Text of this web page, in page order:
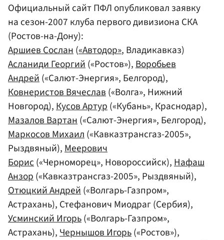
Официальный сайт ПФЛ опубликовал заявку
на сезон-2007 клуба первого дивизиона СКА
(Ростов-на-Дону):
Аршиев Сослан(«Автодор», Владикавказ)
Асланиди Георгий(«Ростов»),Воробьев
Андрей(«Салют-Энергия», Белгород),
Ковнеристов Вячеслав(«Волга», Нижний
Новгород),Кусов Артур(«Кубань», Краснодар),
Мазалов Вартан(«Салют-Энергия», Белгород),
Маркосов Михаил(«Кавказтрансгаз-2005»,
Рыздвяный),Меерович
Борис(«Черноморец», Новороссийск),Нафаш
Анзор(«Кавказтрансгаз-2005», Рыздвяный),
Отюцкий Андрей(«Волгарь-Газпром»,
Астрахань), Стефанович Миодраг (Сербия),
Усминский Игорь(«Волгарь-Газпром»,
Астрахань),Чернышов Игорь(«Ростов»),